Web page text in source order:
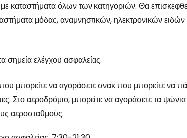
καταστήματα όλων των κατηγοριών. Θα
μόδας, αναμνηστικών, ηλεκτρονικών ειδών
σημεία ελέγχου ασφαλείας.
μπορείτε να αγοράσετε σνακ που μπορείτε να
Στο αεροδρόμιο, μπορείτε να αγοράσετε τα
αεροσταθμούς.
στο Cestee
κοινότητα